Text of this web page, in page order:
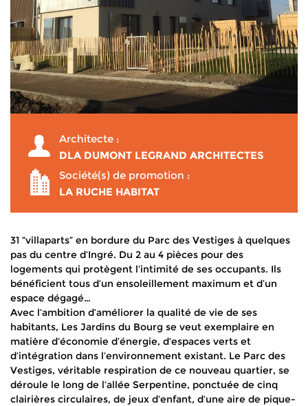
Architecte :
DLA DUMONT LEGRAND ARCHITECTES
Société(s) de promotion :
LA RUCHE HABITAT
31 “villaparts” en bordure du Parc des Vestiges à quelques
pas du centre d’Ingré. Du 2 au 4 pièces pour des
logements qui protègent l’intimité de ses occupants. Ils
bénéficient tous d’un ensoleillement maximum et d’un
espace dégagé…
Avec l’ambition d’améliorer la qualité de vie de ses
habitants, Les Jardins du Bourg se veut exemplaire en
matière d’économie d’énergie, d’espaces verts et
d’intégration dans l’environnement existant. Le Parc des
Vestiges, véritable respiration de ce nouveau quartier, se
déroule le long de l’allée Serpentine, ponctuée de cinq
clairières circulaires, de jeux d’enfant, d’une aire de pique-